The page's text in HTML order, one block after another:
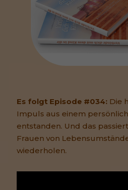
Es folgt Episode #034: Die
Impuls aus einem
entstanden. Und das
Frauen von
wiederholen.